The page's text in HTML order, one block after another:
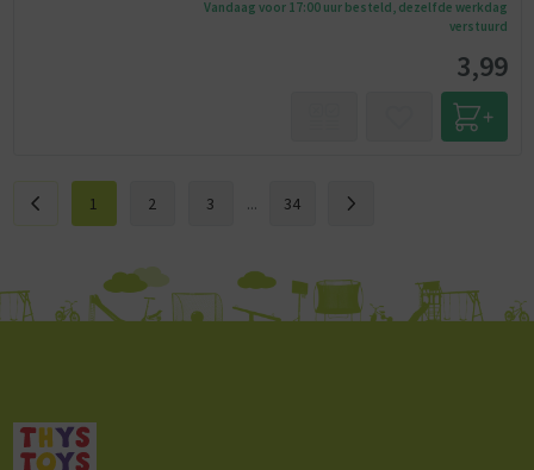
Vandaag voor 17:00 uur besteld, dezelfde werkdag
verstuurd
3,99
1 2 3 ... 34